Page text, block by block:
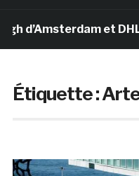
et DHL
Étiquette :